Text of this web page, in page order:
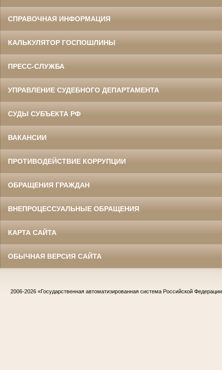
СПРАВОЧНАЯ ИНФОРМАЦИЯ
КАЛЬКУЛЯТОР ГОСПОШЛИНЫ
ПРЕСС-СЛУЖБА
УПРАВЛЕНИЕ СУДЕБНОГО ДЕПАРТАМЕНТА
СУДЫ СУБЪЕКТА РФ
ВАКАНСИИ
ПРОТИВОДЕЙСТВИЕ КОРРУПЦИИ
ОБРАЩЕНИЯ ГРАЖДАН
ВНЕПРОЦЕССУАЛЬНЫЕ ОБРАЩЕНИЯ
КАРТА САЙТА
ОБЫЧНАЯ ВЕРСИЯ САЙТА
2006-2026 «Государственная автоматизированная система Российской